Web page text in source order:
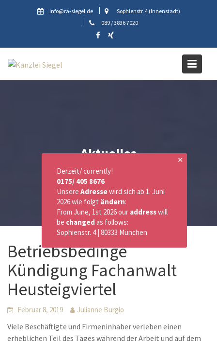
info@ra-siegel.de
Sophienstr. 4 (Innenstadt)
089 / 3836 7020
Aktuelles
Betriebsbedinge
Kündigung Fachanwalt
Heusteigviertel
Februar 8, 2019 Julianne Burgio
Viele Beschäftigte und Firmeninhaber verleben einen
erheblichen Teil des Tages während der Arbeit und auf dem
✕
Derzeit/ currently!
0175/ 405 8676
Unsere Adressewird sich ab 1. Juni
2026 wie folgt ändern:
From June, 1st 2026 our addresswill
be changed as follows:
Sophienstr. 4 | 80333 München